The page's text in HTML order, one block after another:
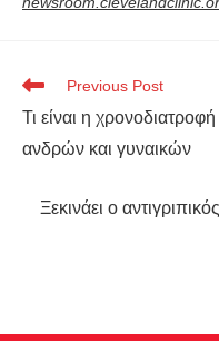
Previous Post
Τι είναι η
ανδρών και γυναικών
Ξεκινάει ο